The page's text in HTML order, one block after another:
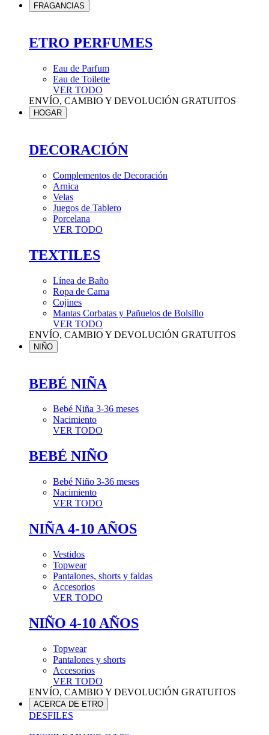
FRAGANCIAS
ETRO PERFUMES
Eau de Parfum
Eau de Toilette
VER TODO
ENVÍO, CAMBIO Y DEVOLUCIÓN GRATUITOS
HOGAR
DECORACIÓN
Complementos de Decoración
Arnica
Velas
Juegos de Tablero
Porcelana
VER TODO
TEXTILES
Línea de Baño
Ropa de Cama
Cojines
Mantas Corbatas y Pañuelos de Bolsillo
VER TODO
ENVÍO, CAMBIO Y DEVOLUCIÓN GRATUITOS
NIÑO
BEBÉ NIÑA
Bebé Niña 3-36 meses
Nacimiento
VER TODO
BEBÉ NIÑO
Bebé Niño 3-36 meses
Nacimiento
VER TODO
NIÑA 4-10 AÑOS
Vestidos
Topwear
Pantalones, shorts y faldas
Accesorios
VER TODO
NIÑO 4-10 AÑOS
Topwear
Pantalones y shorts
Accesorios
VER TODO
ENVÍO, CAMBIO Y DEVOLUCIÓN GRATUITOS
ACERCA DE ETRO
DESFILES